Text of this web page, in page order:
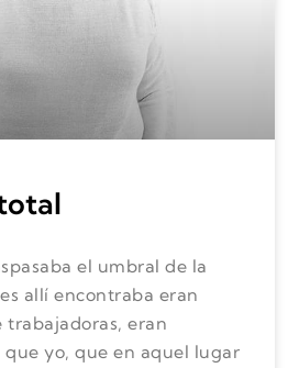
el umbral de la
allí encontraba eran
trabajadoras, eran
que yo, que en aquel lugar